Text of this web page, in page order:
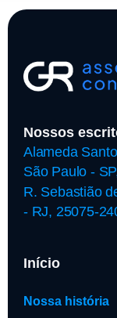
Nossos
Alameda
São Paulo -
R. Sebastião
- RJ, 25075-
Início
Nossa história